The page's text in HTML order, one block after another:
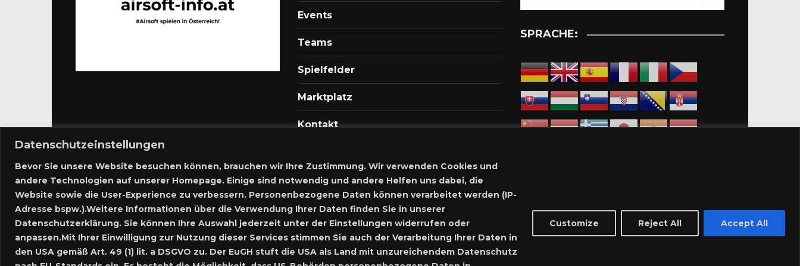
Datenschutzeinstellungen
Bevor Sie unsere Website besuchen können, brauchen wir Ihre Zustimmung. Wir verwenden Cookies und
andere Technologien auf unserer Homepage. Einige sind notwendig und andere Helfen uns dabei, die
Website sowie die User-Experience zu verbessern. Personenbezogene Daten können verarbeitet werden (IP-
Adresse bspw.).Weitere Informationen über die Verwendung Ihrer Daten finden Sie in unserer
Datenschutzerklärung. Sie können Ihre Auswahl jederzeit unter der Einstellungen widerrufen oder
anpassen.Mit Ihrer Einwilligung zur Nutzung dieser Services stimmen Sie auch der Verarbeitung Ihrer Daten in
den USA gemäß Art. 49 (1) lit. a DSGVO zu. Der EuGH stuft die USA als Land mit unzureichendem Datenschutz
Customize Reject All Accept All
Events
Teams
Spielfelder
Marktplatz
Kontakt
Meine Inserate
Neues Inserat schalten
Marktplatz – Registrierung
SPRACHE: